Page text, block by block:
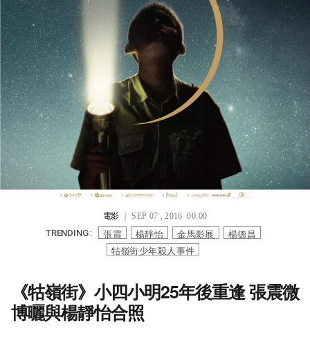
電影｜ SEP 07 , 2016 00:00
TRENDING : 張震 楊靜怡 金馬影展
楊德昌
牯嶺街少年殺人事件
《牯嶺街》小四小明25年後重逢 張震微
博曬與楊靜怡合照